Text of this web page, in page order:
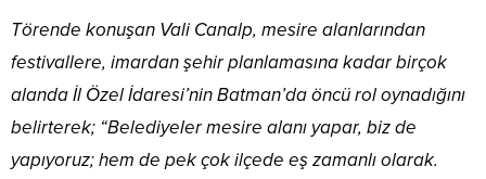
Törende konuşan Vali Canalp, mesire alanlarından
festivallere, imardan şehir planlamasına kadar birçok
alanda İl Özel İdaresi’nin Batman’da öncü rol oynadığını
belirterek; “Belediyeler mesire alanı yapar, biz de
yapıyoruz; hem de pek çok ilçede eş zamanlı olarak.